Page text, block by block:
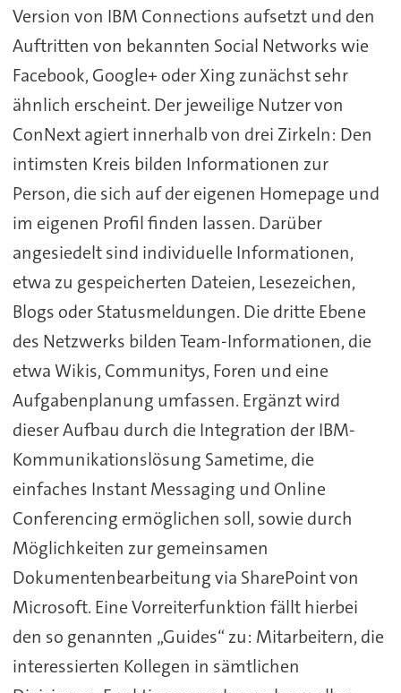
Version von IBM Connections aufsetzt und den
Auftritten von bekannten Social Networks wie
Facebook, Google+ oder Xing zunächst sehr
ähnlich erscheint. Der jeweilige Nutzer von
ConNext agiert innerhalb von drei Zirkeln: Den
intimsten Kreis bilden Informationen zur
Person, die sich auf der eigenen Homepage und
im eigenen Profil finden lassen. Darüber
angesiedelt sind individuelle Informationen,
etwa zu gespeicherten Dateien, Lesezeichen,
Blogs oder Statusmeldungen. Die dritte Ebene
des Netzwerks bilden Team-Informationen, die
etwa Wikis, Communitys, Foren und eine
Aufgabenplanung umfassen. Ergänzt wird
dieser Aufbau durch die Integration der IBM-
Kommunikationslösung Sametime, die
einfaches Instant Messaging und Online
Conferencing ermöglichen soll, sowie durch
Möglichkeiten zur gemeinsamen
Dokumentenbearbeitung via SharePoint von
Microsoft. Eine Vorreiterfunktion fällt hierbei
den so genannten „Guides“ zu: Mitarbeitern, die
interessierten Kollegen in sämtlichen